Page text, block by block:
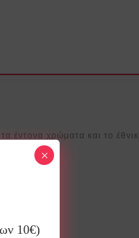
έντονα χρώματα και το έθνικ
10€)
×